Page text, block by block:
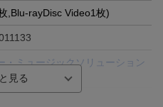
,Blu-rayDisc Video1枚)
・ミュージックソリューション